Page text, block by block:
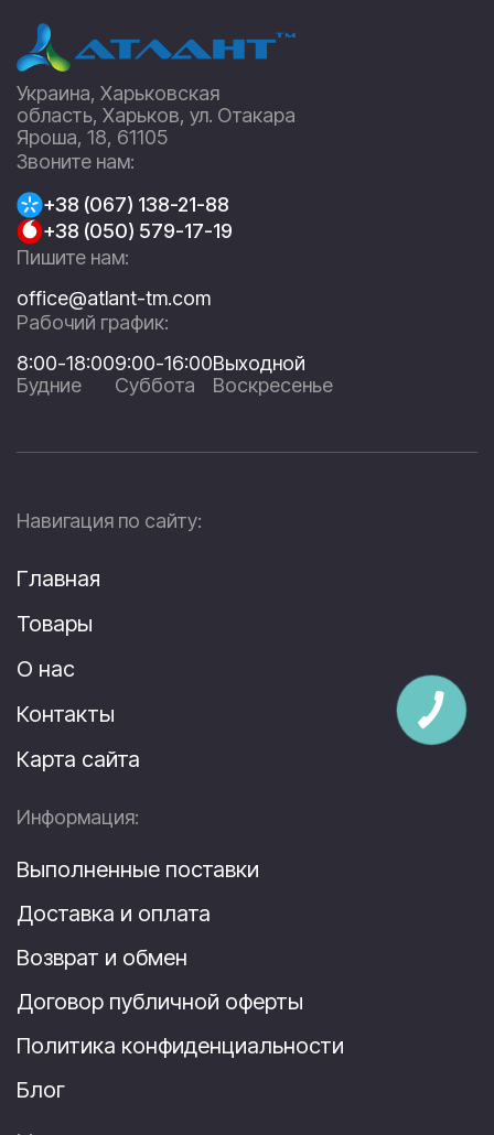
Украина, Харьковская
область, Харьков, ул. Отакара
Яроша, 18, 61105
Звоните нам:
+38 (067) 138-21-88
+38 (050) 579-17-19
Пишите нам:
office@atlant-tm.com
Рабочий график:
8:00-18:00
Будние
9:00-16:00
Суббота
Выходной
Воскресенье
Навигация по сайту:
Главная
Товары
О нас
Контакты
Карта сайта
Информация:
Выполненные поставки
Доставка и оплата
Возврат и обмен
Договор публичной оферты
Политика конфиденциальности
Блог